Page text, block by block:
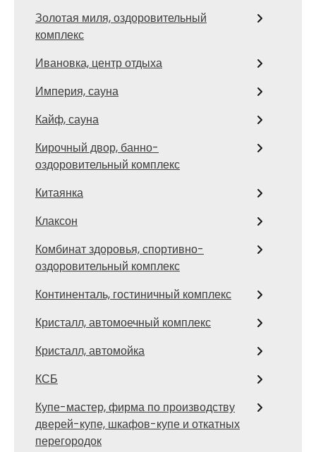
Золотая миля, оздоровительный
комплекс
Ивановка, центр отдыха
Империя, сауна
Кайф, сауна
Кирочный двор, банно-
оздоровительный комплекс
Китаянка
Клаксон
Комбинат здоровья, спортивно-
оздоровительный комплекс
Континенталь, гостиничный комплекс
Кристалл, автомоечный комплекс
Кристалл, автомойка
КСБ
Купе-мастер, фирма по производству
дверей-купе, шкафов-купе и откатных
перегородок